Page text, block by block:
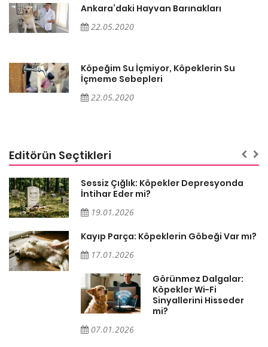
Ankara’daki Hayvan Barınakları
22.05.2020
Köpeğim Su İçmiyor, Köpeklerin Su
İçmeme Sebepleri
22.05.2020
Editörün Seçtikleri
Sessiz Çığlık: Köpekler Depresyonda
İntihar Eder mi?
19.01.2026
Kayıp Parça: Köpeklerin Göbeği Var mı?
17.01.2026
Görünmez Dalgalar:
Köpekler Wi-Fi
Sinyallerini Hisseder
mi?
07.01.2026